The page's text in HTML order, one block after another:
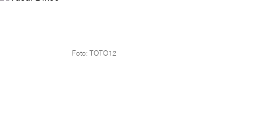
Foto: TOTO12